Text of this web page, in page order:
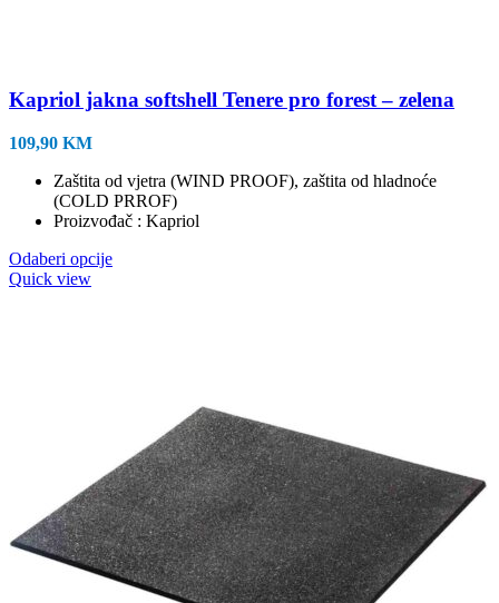
Kapriol jakna softshell Tenere pro forest – zelena
109,90 KM
Zaštita od vjetra (WIND PROOF), zaštita od hladnoće
(COLD PRROF)
Proizvođač : Kapriol
Odaberi opcijeOvaj
stranici
proizvoda
Quick view